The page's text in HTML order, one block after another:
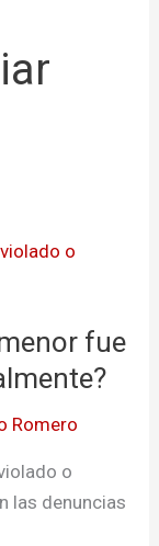
fue
Romero
o
las denuncias